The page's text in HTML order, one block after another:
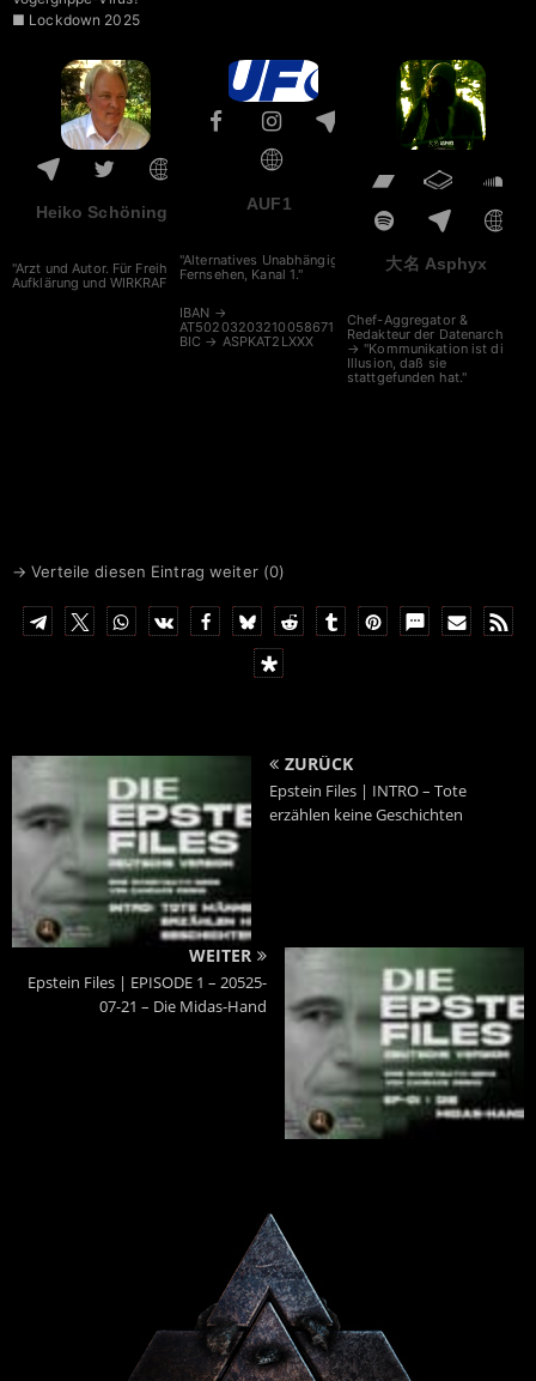
■ Lockdown 2025
Heiko Schöning
"Arzt und Autor. Für Freiheit,
Aufklärung und WIRKRAFT."
AUF1
"Alternatives Unabhängiges
Fernsehen, Kanal 1."
IBAN →
AT502032032100586713
BIC → ASPKAT2LXXX
大名 Asphyx
Chef-Aggregator &
Redakteur der Datenarche
→ "Kommunikation ist die
Illusion, daß sie
stattgefunden hat."
→ Verteile diesen Eintrag weiter (0)
ZURÜCK
Epstein Files | INTRO – Tote
erzählen keine Geschichten
WEITER
Epstein Files | EPISODE 1 – 20525-
07-21 – Die Midas-Hand
Powered By :